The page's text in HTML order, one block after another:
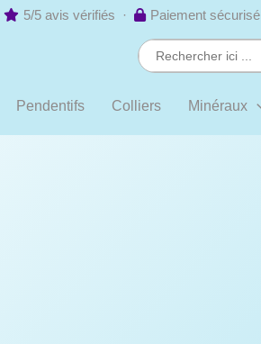
5/5 avis vérifiés · Paiement sécurisé
Search
for:
Pendentifs Colliers Minéraux